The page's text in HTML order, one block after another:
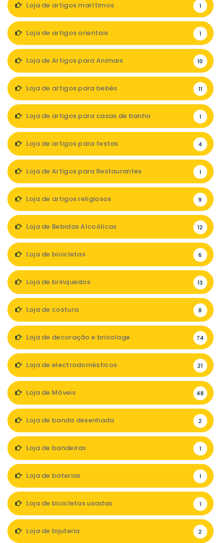
Loja de artigos marítimos 1
Loja de artigos orientais 1
Loja de Artigos para Animais 10
Loja de artigos para bebés 11
Loja de artigos para casas de banho 1
Loja de artigos para festas 4
Loja de Artigos para Restaurantes 1
Loja de artigos religiosos 9
Loja de Bebidas Alcoólicas 12
Loja de bicicletas 6
Loja de brinquedos 13
Loja de costura 8
Loja de decoração e bricolage 74
Loja de electrodomésticos 21
Loja de Móveis 48
Loja de banda desenhada 2
Loja de bandeiras 1
Loja de baterias 1
Loja de bicicletas usadas 1
Loja de bijuteria 2